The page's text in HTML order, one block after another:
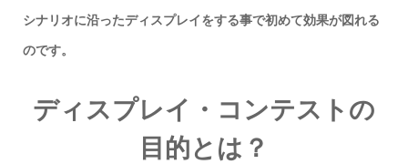
シナリオに沿ったディスプレイをする事で初めて効果が図れる
のです。
ディスプレイ・コンテストの
目的とは？